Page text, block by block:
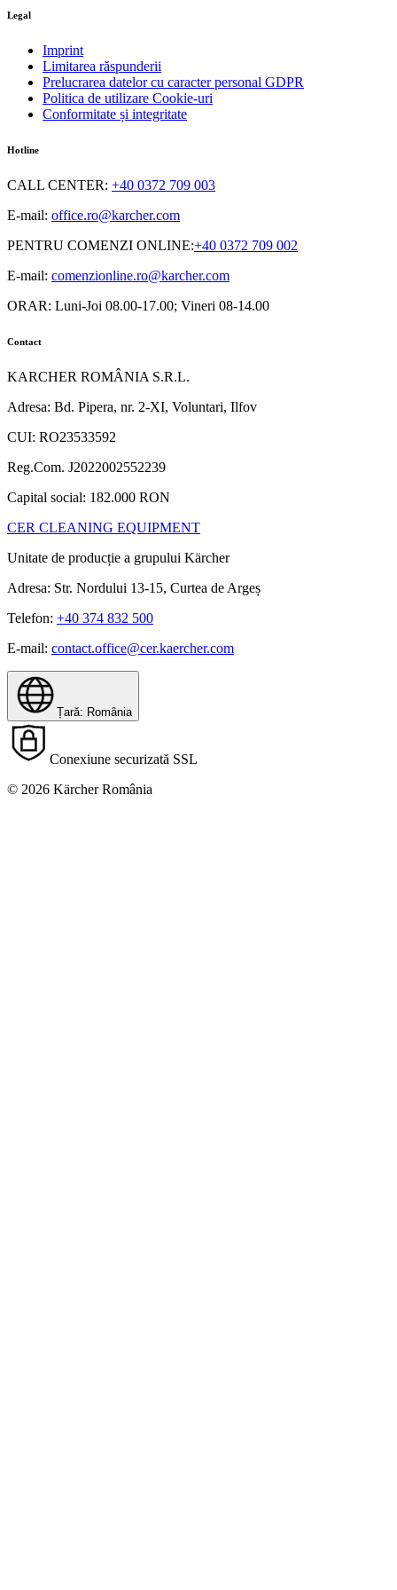
Legal
Imprint
Limitarea răspunderii
Prelucrarea datelor cu caracter personal GDPR
Politica de utilizare Cookie-uri
Conformitate și integritate
Hotline
CALL CENTER: +40 0372 709 003
E-mail: office.ro@karcher.com
PENTRU COMENZI ONLINE:+40 0372 709 002
E-mail: comenzionline.ro@karcher.com
ORAR: Luni-Joi 08.00-17.00; Vineri 08-14.00
Contact
KARCHER ROMÂNIA S.R.L.
Adresa: Bd. Pipera, nr. 2-XI, Voluntari, Ilfov
CUI: RO23533592
Reg.Com. J2022002552239
Capital social: 182.000 RON
CER CLEANING EQUIPMENT
Unitate de producție a grupului Kärcher
Adresa: Str. Nordului 13-15, Curtea de Argeș
Telefon: +40 374 832 500
E-mail: contact.office@cer.kaercher.com
Țară: România
Conexiune securizată SSL
© 2026 Kärcher România